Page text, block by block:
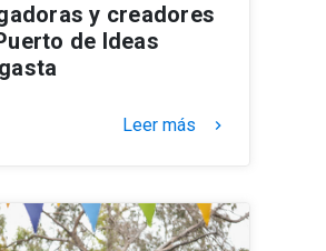
y creadores
de Ideas
Leer más keyboard_arrow_right